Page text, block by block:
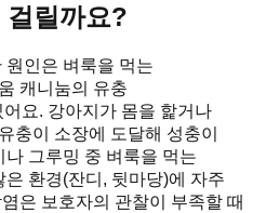
걸릴까요?
원인은 벼룩을 먹는
캐니눔의 유충
요. 강아지가 몸을 핥거나
충이 소장에 도달해 성충이
그루밍 중 벼룩을 먹는
환경(잔디, 뒷마당)에 자주
은 보호자의 관찰이 부족할 때